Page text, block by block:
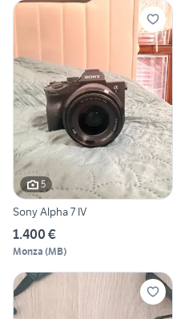
5
Sony Alpha 7 IV
1.400 €
Monza (MB)